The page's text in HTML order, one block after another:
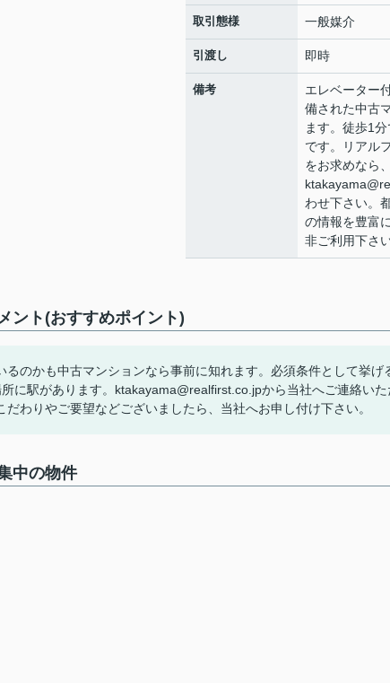
取引態様 一般媒介
引渡し 即時
備考
エレベーター
備された中古
ます。徒歩1
です。リアル
をお求めなら
わせ下さい。
の情報を豊富
非ご利用下さい
ント(おすすめポイント)
るのかも中古マンションなら事前に知れます。必須条件として挙げ
に駅があります。ktakayama@realfirst.co.jpから当社へご連絡い
わりやご要望などございましたら、当社へお申し付け下さい。
中の物件